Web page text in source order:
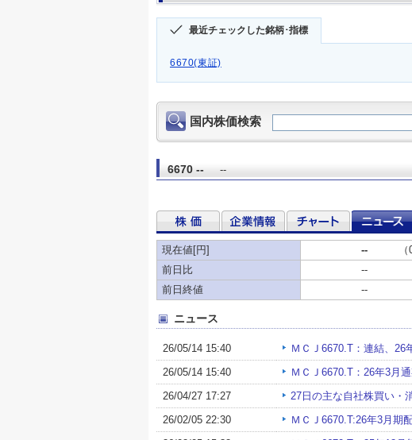
最近チェックした銘柄･指標
6670(東証)